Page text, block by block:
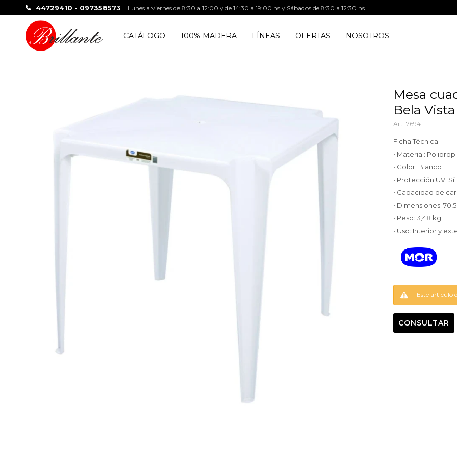
CATÁLOGO 100% MADERA LÍNEAS OFERTAS NOSOTROS
44729410 - 097358573 Lunes a viernes de 8:30 a 12:00 y de 14:30 a 19:00 hs y Sábados de 8:30 a 12:30 hs
Mesa
Bela Vista
7694
Ficha Técnica
• Material:
• Color: Blanco
• Protección UV: Sí
• Capacidad de
• Dimensiones:
• Peso: 3,48 kg
• Uso: Interior y
Este artículo
CONSULTAR